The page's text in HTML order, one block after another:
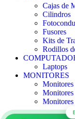
Cajas de
Cilindros
Fusores
Kits de
Rodillos
Laptops
MONITORES